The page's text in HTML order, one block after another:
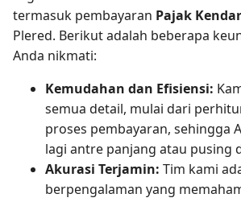
termasuk pembayaran Pajak
Plered. Berikut adalah beberapa
Anda nikmati:
Kemudahan dan Efisiensi:
semua detail, mulai dari
proses pembayaran, sehingga
lagi antre panjang atau pusing
Akurasi Terjamin: Tim kami
berpengalaman yang